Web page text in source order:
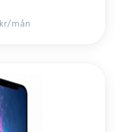
kr/mån